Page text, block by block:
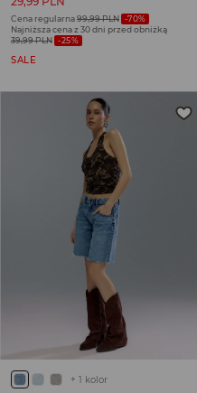
Cena regularna99,99 PLN -70%
Najniższa cena z 30 dni przed obniżką
39,99 PLN -25%
SALE
+ 1 kolor